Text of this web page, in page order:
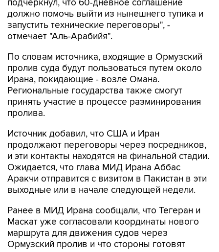
подчеркнул, что 60-дневное соглашение
должно помочь выйти из нынешнего тупика и
запустить технические переговоры", -
отмечает "Аль-Арабийя".
По словам источника, входящие в Ормузский
пролив суда будут пользоваться путем около
Ирана, покидающие - возле Омана.
Региональные государства также смогут
принять участие в процессе разминирования
пролива.
Источник добавил, что США и Иран
продолжают переговоры через посредников,
и эти контакты находятся на финальной стадии.
Ожидается, что глава МИД Ирана Аббас
Аракчи отправится с визитом в Пакистан в эти
выходные или в начале следующей недели.
Ранее в МИД Ирана сообщали, что Тегеран и
Маскат уже согласовали координаты нового
маршрута для движения судов через
Ормузский пролив и что стороны готовят